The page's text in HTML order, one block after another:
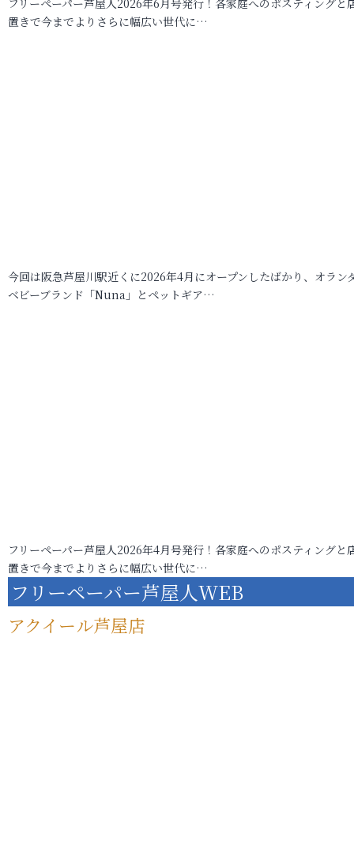
フリーペーパー芦屋人2026年6月号発行！各家庭へのポスティングと
置きで今までよりさらに幅広い世代に…
今回は阪急芦屋川駅近くに2026年4月にオープンしたばかり、オラン
ベビーブランド「Nuna」とペットギア…
フリーペーパー芦屋人2026年4月号発行！各家庭へのポスティングと
置きで今までよりさらに幅広い世代に…
フリーペーパー芦屋人WEB
アクイール芦屋店